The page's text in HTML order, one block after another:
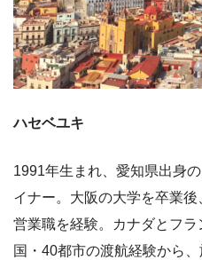
ハセベユキ
1991年生まれ、愛知県出身
イナー。大阪の大学を卒業
営業職を経験。カナダとフ
国・40都市の渡航経験から